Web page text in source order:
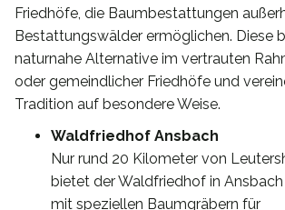
Friedhöfe, die Baumbestattungen
Bestattungswälder ermöglichen. Diese
naturnahe Alternative im vertrauten
oder gemeindlicher Friedhöfe und
Tradition auf besondere Weise.
Waldfriedhof Ansbach
Nur rund 20 Kilometer von
bietet der Waldfriedhof in Ansbach
mit speziellen Baumgräbern für